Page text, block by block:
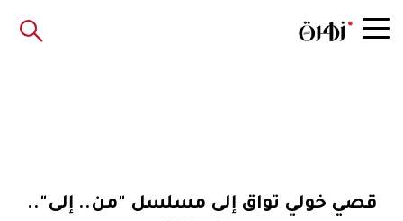
قصي خولي تواق إلى مسلسل "من.. إلى"..